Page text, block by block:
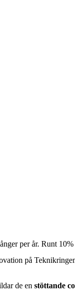
per år. Runt
på
de en stöttande